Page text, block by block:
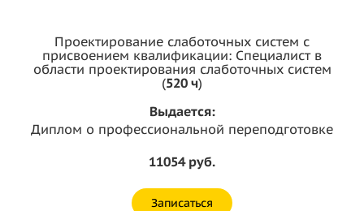
Проектирование слаботочных систем с
присвоением квалификации: Специалист в
области проектирования слаботочных систем
(520 ч)
Выдается:
Диплом о профессиональной переподготовке
11054 руб.
Записаться